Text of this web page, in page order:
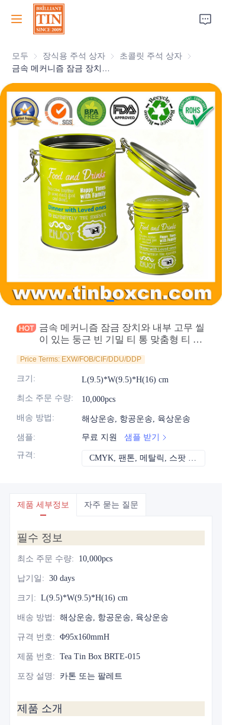
모두 장식용 주석 상자 장식용 주석 상자
초콜릿 주석 상자 초콜릿 주석
금속 메커니즘 잠금 장치와 내부 고무 씰
이 있는 둥근 빈 기밀 티 통 맞춤형 티 통
Price Terms: EXW/FOB/CIF/DDU/DDP
크기 : L(9.5)*W(9.5)*H(16) cm
최소 주문 수량: 10,000pcs
배송 방법 : 해상운송, 항공운송, 육상운송
샘플: 무료 지원
샘플 받기
규격 : CMYK, 팬톤, 메탈릭, 스팟 컬러 등
제품 세부정보 자주 묻는 질문
필수 정보
최소 주문 수량: 10,000pcs
납기일 : 30 days
크기 : L(9.5)*W(9.5)*H(16) cm
배송 방법 : 해상운송, 항공운송, 육상운송
규격 번호: Φ95x160mmH
제품 번호: Tea Tin Box BRTE-015
포장 설명 : 카톤 또는 팔레트
제품 소개
집
회사
제품
고객 서비스
박람회 2026
인증서
지속 가능성
소식